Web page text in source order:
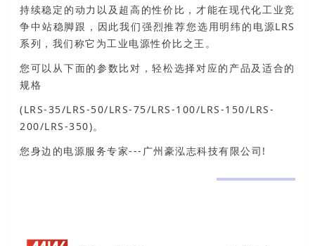
持续稳定的动力以及超高的性价比，才能在现代化工业竞
争中站稳脚跟，因此我们强烈推荐您选用明纬的电源LRS
系列，我们称它为工业电源性价比之王。
您可以从下面的参数比对，轻松选择对应的产品及适合的
规格
(LRS-35/LRS-50/LRS-75/LRS-100/LRS-150/LRS-
200/LRS-350)。
您身边的电源服务专家---广州豪泓志科技有限公司!